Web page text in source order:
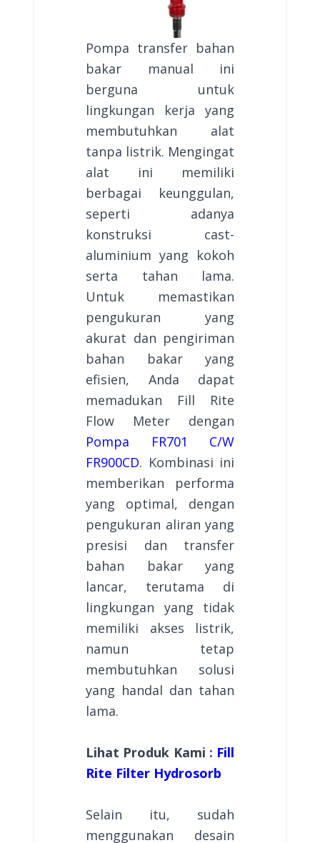
Pompa transfer bahan
bakar manual ini
berguna untuk
lingkungan kerja yang
membutuhkan alat
tanpa listrik. Mengingat
alat ini memiliki
berbagai keunggulan,
seperti adanya
konstruksi cast-
aluminium yang kokoh
serta tahan lama.
Untuk memastikan
pengukuran yang
akurat dan pengiriman
bahan bakar yang
efisien, Anda dapat
memadukan Fill Rite
Flow Meter dengan
Pompa FR701 C/W
FR900CD. Kombinasi ini
memberikan performa
yang optimal, dengan
pengukuran aliran yang
presisi dan transfer
bahan bakar yang
lancar, terutama di
lingkungan yang tidak
memiliki akses listrik,
namun tetap
membutuhkan solusi
yang handal dan tahan
lama.
Lihat Produk Kami : Fill
Rite Filter Hydrosorb
Selain itu, sudah
menggunakan desain